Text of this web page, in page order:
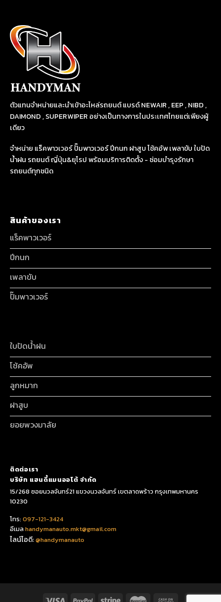
ตัวแทนจำหน่ายและนำเข้าอะไหล่รถยนต์ แบรด์ NEWAIR , EEP , NIBD ,
DAIMOND , SUPERWIPER อย่างเป็นทางการในประเทศไทยแต่เพียงผู้
เดียว
จำหน่าย แร็คพาวเวอร์ ปั๊มพาวเวอร์ ปีกนก ฝาสูบ โช้คอัพ เพลาขับ ใบปัด
น้ำฝน รถยนต์ ญี่ปุ่น&ยุโรป พร้อมบริการติดตั้ง - ซ่อมบำรุงรักษา
รถยนต์ทุกชนิด
สินค้าของเรา
แร็คพาวเวอร์
ปีกนก
เพลาขับ
ปั๊มพาวเวอร์
ใบปัดน้ำฝน
โช้คอัพ
ลูกหมาก
ฝาสูบ
ยอยพวงมาลัย
ติดต่อเรา
บริษัท แฮนดี้แมนออโต้ จำกัด
15/268 ซอยนวลจันทร์21 แขวงนวลจันทร์ เขตลาดพร้าว กรุงเทพมหานคร
10230
โทร:097-121-3424
อีเมลhandymanauto.mkt@gmail.com
ไลน์ไอดี:@handymanauto